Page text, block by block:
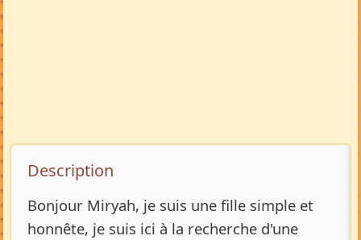
Description de l’annonce
Description
Bonjour Miryah, je suis une fille simple et
honnête, je suis ici à la recherche d'une